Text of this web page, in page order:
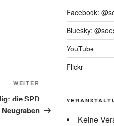
Beitrag
WEITER
die SPD
Facebook:
Bluesky:
YouTube
Flickr
Keine